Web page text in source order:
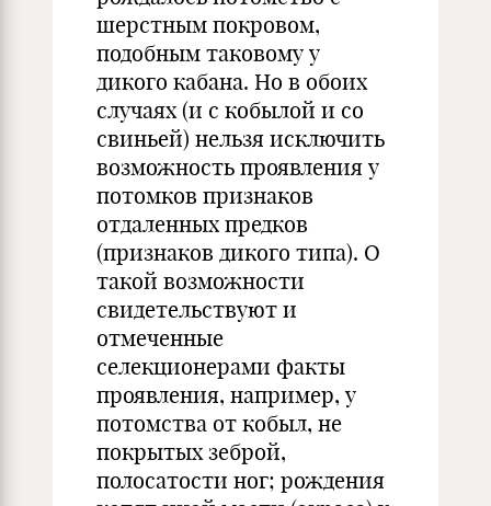
шерстным покровом,
подобным таковому у
дикого кабана. Но в обоих
случаях (и с кобылой и со
свиньей) нельзя исключить
возможность проявления у
потомков признаков
отдаленных предков
(признаков дикого типа). О
такой возможности
свидетельствуют и
отмеченные
селекционерами факты
проявления, например, у
потомства от кобыл, не
покрытых зеброй,
полосатости ног; рождения